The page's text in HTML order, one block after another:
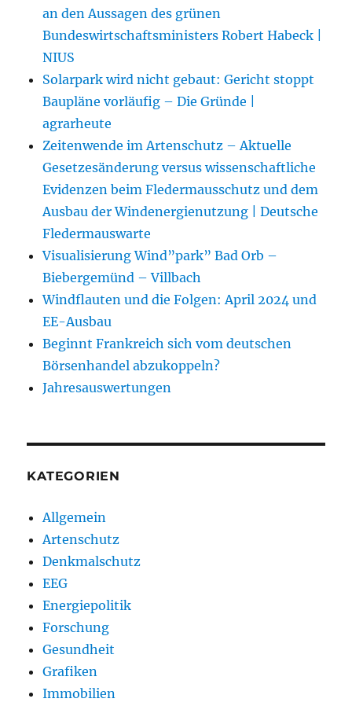
an den Aussagen des grünen
Bundeswirtschaftsministers Robert Habeck |
NIUS
Solarpark wird nicht gebaut: Gericht stoppt
Baupläne vorläufig – Die Gründe |
agrarheute
Zeitenwende im Artenschutz – Aktuelle
Gesetzesänderung versus wissenschaftliche
Evidenzen beim Fledermausschutz und dem
Ausbau der Windenergienutzung | Deutsche
Fledermauswarte
Visualisierung Wind”park” Bad Orb –
Biebergemünd – Villbach
Windflauten und die Folgen: April 2024 und
EE-Ausbau
Beginnt Frankreich sich vom deutschen
Börsenhandel abzukoppeln?
Jahresauswertungen
KATEGORIEN
Allgemein
Artenschutz
Denkmalschutz
EEG
Energiepolitik
Forschung
Gesundheit
Grafiken
Immobilien